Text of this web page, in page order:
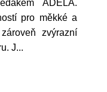
ADÉLA.
pro měkké a
zvýrazní
J...